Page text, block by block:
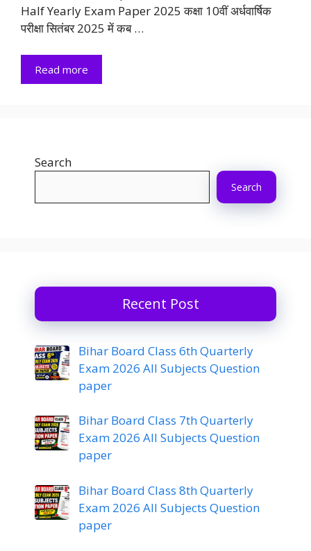
Half Yearly Exam Paper 2025 कक्षा 10वीं अर्धवार्षिक
परीक्षा सितंबर 2025 में कब …
Read more
Search
Search
Recent Post
Bihar Board Class 6th Quarterly
Exam 2026 All Subjects Question
paper
Bihar Board Class 7th Quarterly
Exam 2026 All Subjects Question
paper
Bihar Board Class 8th Quarterly
Exam 2026 All Subjects Question
paper